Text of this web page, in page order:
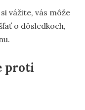
vážite, vás môže
o dôsledkoch,
proti